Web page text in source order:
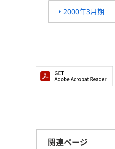
2000年3月期
関連ページ